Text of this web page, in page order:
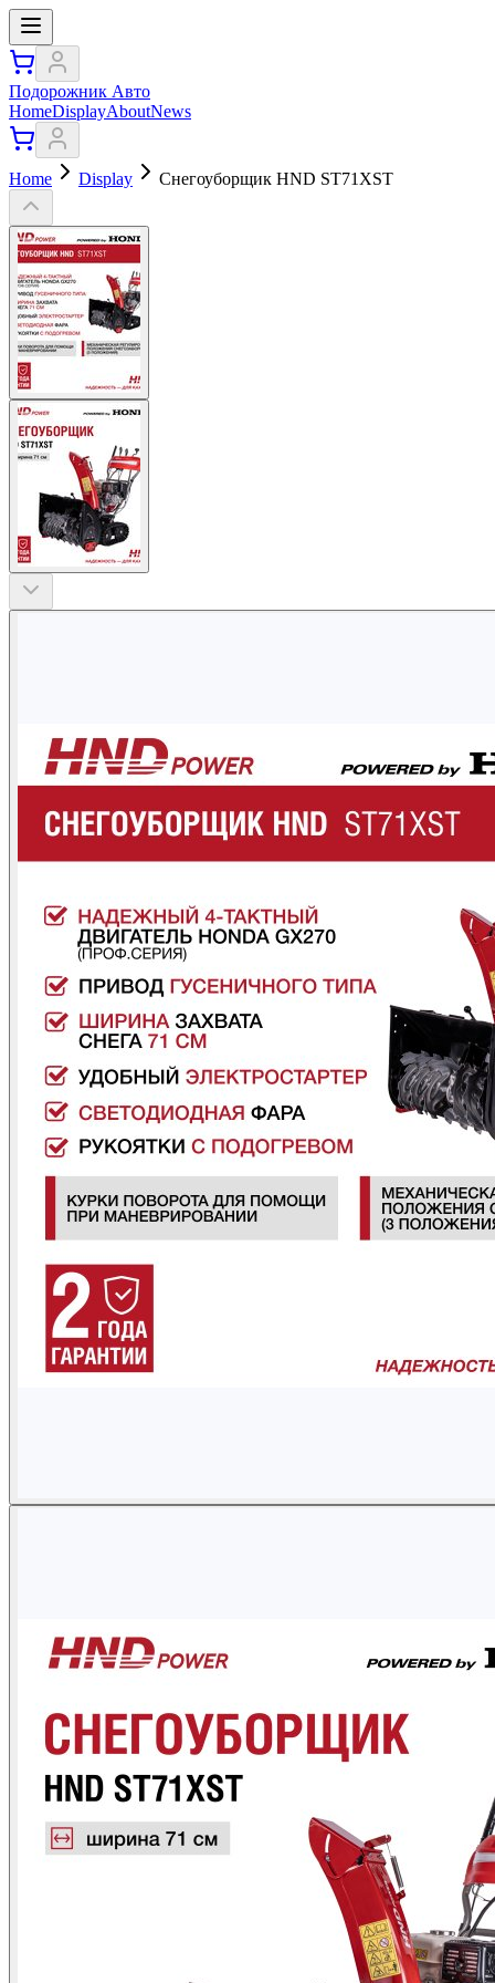
Подорожник Авто
HomeDisplayAboutNews
Home Display Снегоуборщик HND ST71XST